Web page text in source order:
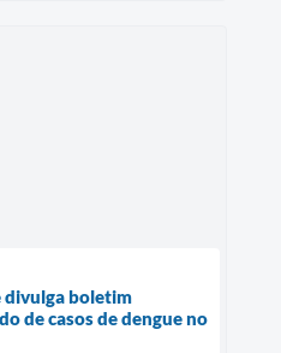
divulga boletim
de casos de dengue no